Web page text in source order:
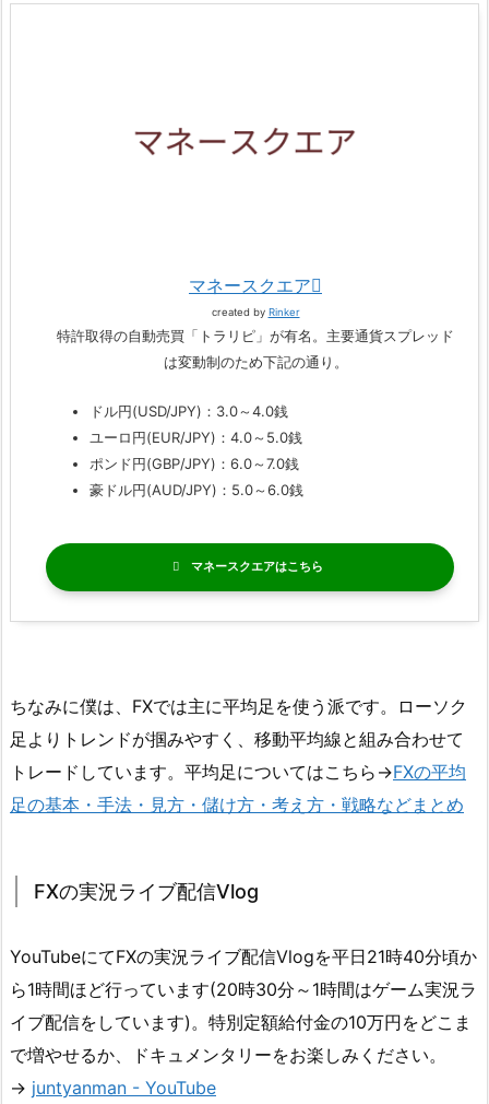
マネースクエア
created by Rinker
特許取得の自動売買「トラリピ」が有名。主要通貨スプレッド
は変動制のため下記の通り。
ドル円(USD/JPY)：3.0～4.0銭
ユーロ円(EUR/JPY)：4.0～5.0銭
ポンド円(GBP/JPY)：6.0～7.0銭
豪ドル円(AUD/JPY)：5.0～6.0銭
マネースクエア
ちなみに僕は、FXでは主に平均足を使う派です。ローソク
足よりトレンドが掴みやすく、移動平均線と組み合わせて
トレードしています。平均足についてはこちら→FXの平均
足の基本・手法・見方・儲け方・考え方・戦略などまとめ
FXの実況ライブ配信Vlog
YouTubeにてFXの実況ライブ配信Vlogを平日21時40分頃か
ら1時間ほど行っています(20時30分～1時間はゲーム実況ラ
イブ配信をしています)。特別定額給付金の10万円をどこま
で増やせるか、ドキュメンタリーをお楽しみください。
→ juntyanman - YouTube